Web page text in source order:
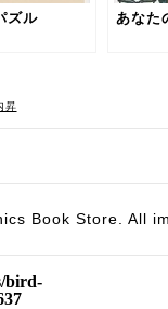
ズル あなた
昇
Book Store. All
bird-